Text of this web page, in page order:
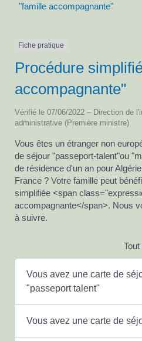
"famille accompagnante"
Fiche pratique
Procédure
accompagnante"
Vérifié le 07/06/2022 – Direction de
administrative (Première ministre)
Vous êtes un étranger non
de séjour "passeport-talent"ou
de résidence d'un an pour
France ? Votre famille peut
simplifiée <span
accompagnante</span>. Nous
à suivre.
Vous avez une carte de
"passeport talent"
Vous avez une carte de